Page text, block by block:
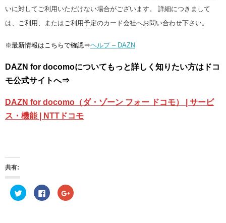
いに対してご利用いただけない場合がございます。 詳細につきまして
は、ご利用、またはご利用予定のカード会社へお問い合わせ下さい。
※最新情報はこちらで確認⇒ヘルプ – DAZN
DAZN for docomoについてもっと詳しく知りたい方はドコ
モ公式サイトへ⇒
DAZN for docomo（ダ・ゾーン フォー ドコモ） | サービ
ス・機能 | NTTドコモ
共有:
ク
リ
F
a
ク
リ